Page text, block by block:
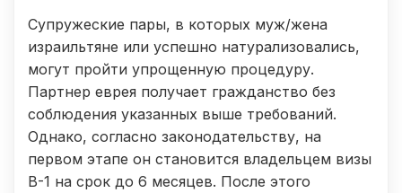
Супружеские пары, в которых муж/жена
израильтяне или успешно натурализовались,
могут пройти упрощенную процедуру.
Партнер еврея получает гражданство без
соблюдения указанных выше требований.
Однако, согласно законодательству, на
первом этапе он становится владельцем визы
В-1 на срок до 6 месяцев. После этого